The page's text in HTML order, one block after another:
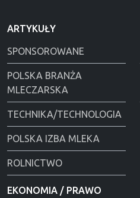
ARTYKUŁY
SPONSOROWANE
POLSKA BRANŻA
MLECZARSKA
TECHNIKA/TECHNOLOGIA
POLSKA IZBA MLEKA
ROLNICTWO
EKONOMIA / PRAWO